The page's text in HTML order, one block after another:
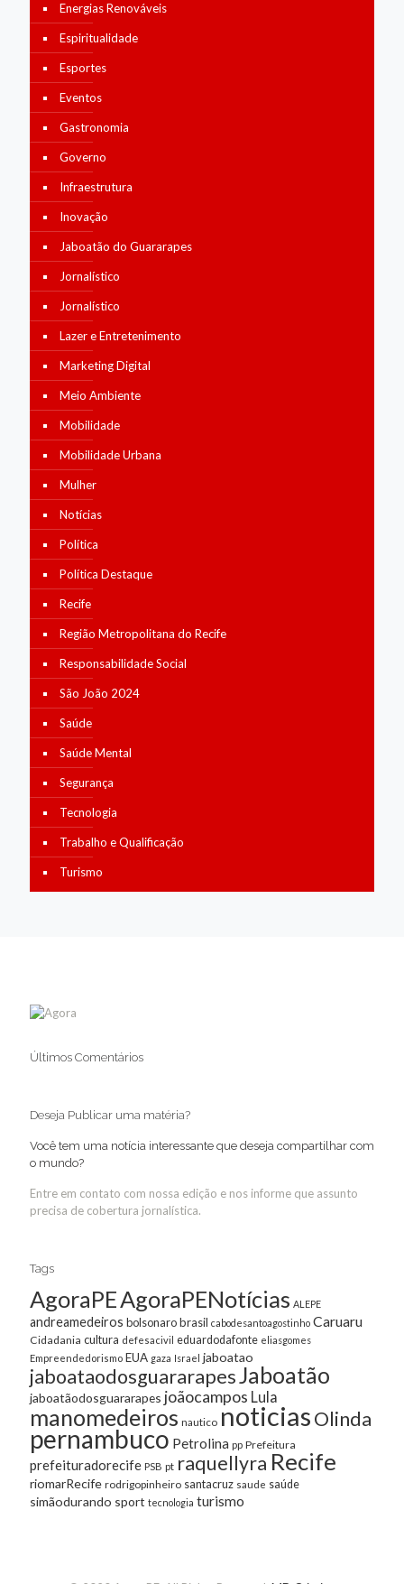
Energias Renováveis
Espiritualidade
Esportes
Eventos
Gastronomia
Governo
Infraestrutura
Inovação
Jaboatão do Guararapes
Jornalístico
Jornalístico
Lazer e Entretenimento
Marketing Digital
Meio Ambiente
Mobilidade
Mobilidade Urbana
Mulher
Notícias
Política
Política Destaque
Recife
Região Metropolitana do Recife
Responsabilidade Social
São João 2024
Saúde
Saúde Mental
Segurança
Tecnologia
Trabalho e Qualificação
Turismo
Últimos Comentários
Deseja Publicar uma matéria?
Você tem uma notícia interessante que deseja compartilhar com
o mundo?
Entre em contato com nossa edição e nos informe que assunto
precisa de cobertura jornalística.
Tags
AgoraPEAgoraPENotícias ALEPE
andreamedeiros bolsonarobrasil cabodesantoagostinho Caruaru
Cidadania cultura defesacivil eduardodafonte eliasgomes
Empreendedorismo EUA gaza Israel jaboatao
jaboataodosguararapesJaboatão
jaboatãodosguararapes joãocampos Lula
manomedeiros nautico noticiasOlinda
pernambuco Petrolina pp Prefeitura
prefeituradorecife PSB pt raquellyra Recife
riomarRecife rodrigopinheiro santacruz saude saúde
simãodurando sport tecnologia turismo